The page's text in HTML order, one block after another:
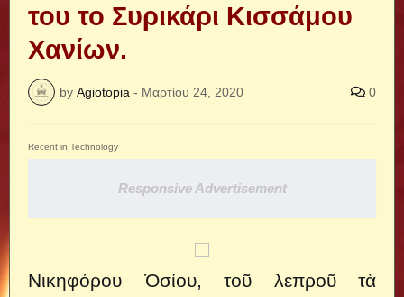
του το Συρικάρι Κισσάμου
Χανίων.
by Agiotopia - Μαρτίου 24, 2020 0
Recent in Technology
Responsive Advertisement
Νικηφόρου Ὁσίου, τοῦ λεπροῦ τὰ